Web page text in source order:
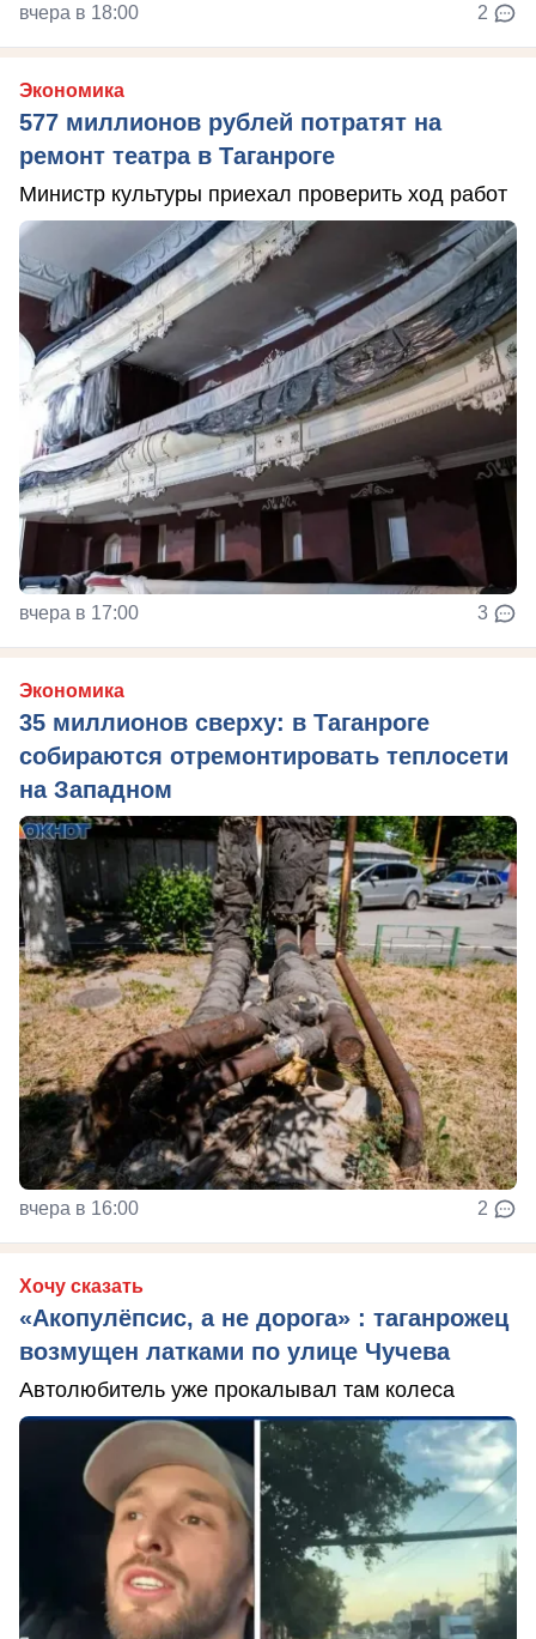
вчера в 18:00 2
Экономика
577 миллионов рублей потратят на
ремонт театра в Таганроге
Министр культуры приехал проверить ход работ
вчера в 17:00 3
Экономика
35 миллионов сверху: в Таганроге
собираются отремонтировать теплосети
на Западном
вчера в 16:00 2
Хочу сказать
«Акопулёпсис, а не дорога» : таганрожец
возмущен латками по улице Чучева
Автолюбитель уже прокалывал там колеса